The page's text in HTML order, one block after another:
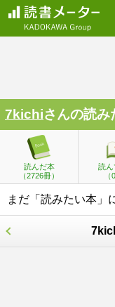
7kichiさんの読み
読んだ本
（2726冊）
読ん
（
まだ「読みたい本」